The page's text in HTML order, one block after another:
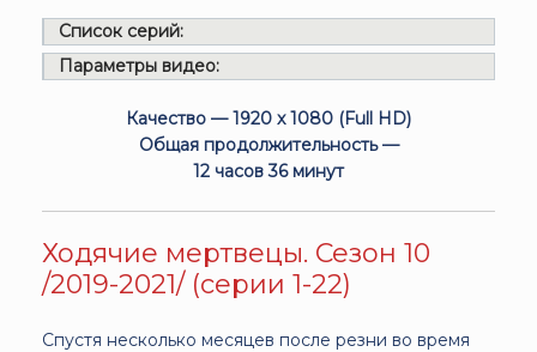
Список серий:
Параметры видео:
Качество — 1920 x 1080 (Full HD)
Общая продолжительность —
12 часов 36 минут
Ходячие мертвецы. Сезон 10
/2019-2021/ (серии 1-22)
Спустя несколько месяцев после резни во время